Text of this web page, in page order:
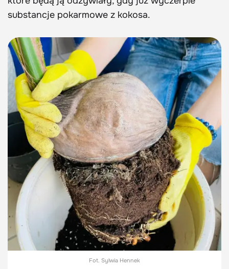
substancje pokarmowe z kokosa.
Fot. Sylwia Hennek